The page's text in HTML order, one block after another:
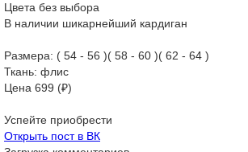
Цвета без выбора
В наличии шикарнейший кардиган
Размера: ( 54 - 56 )( 58 - 60 )( 62 - 64 )
Ткань: флис
Цена 699 (₽)
Успейте приобрести
Открыть пост в ВК